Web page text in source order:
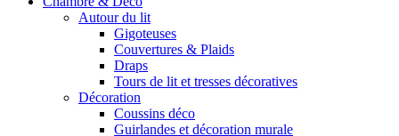
Autour du lit
Gigoteuses
Couvertures & Plaids
Draps
Tours de lit et tresses décoratives
Décoration
Coussins déco
Guirlandes et décoration murale